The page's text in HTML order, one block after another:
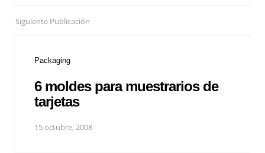
Siguiente Publicación
Packaging
6 moldes para muestrarios de
tarjetas
15 octubre, 2008